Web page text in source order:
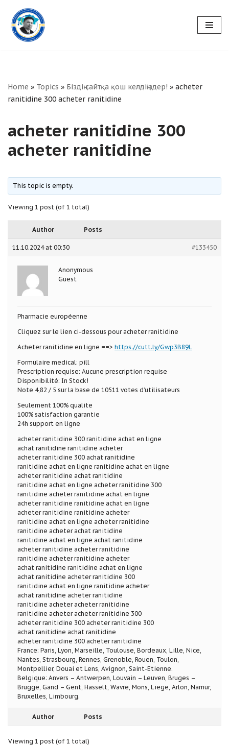
Skip
to
Home » Topics » Біздің сайтқа қош келдіңіздер! » acheter
ranitidine 300 acheter ranitidine
acheter ranitidine 300
acheter ranitidine
This topic is empty.
Viewing 1 post (of 1 total)
Author Posts
11.10.2024 at 00:30 #133450
Anonymous
Guest
Pharmacie européenne
Cliquez sur le lien ci-dessous pour acheter ranitidine
Acheter ranitidine en ligne ==> https://cutt.ly/Gwp3B89L
Formulaire medical: pill
Prescription requise: Aucune prescription requise
Disponibilité: In Stock!
Note 4,82 / 5 sur la base de 10511 votes d’utilisateurs
Seulement 100% qualite
100% satisfaction garantie
24h support en ligne
acheter ranitidine 300 ranitidine achat en ligne
achat ranitidine ranitidine acheter
acheter ranitidine 300 achat ranitidine
ranitidine achat en ligne ranitidine achat en ligne
acheter ranitidine achat ranitidine
ranitidine achat en ligne acheter ranitidine 300
ranitidine acheter ranitidine achat en ligne
acheter ranitidine ranitidine achat en ligne
acheter ranitidine ranitidine acheter
ranitidine achat en ligne acheter ranitidine
ranitidine acheter achat ranitidine
ranitidine achat en ligne achat ranitidine
acheter ranitidine acheter ranitidine
ranitidine acheter ranitidine acheter
achat ranitidine ranitidine achat en ligne
achat ranitidine acheter ranitidine 300
ranitidine achat en ligne ranitidine acheter
achat ranitidine acheter ranitidine
ranitidine acheter acheter ranitidine
ranitidine acheter acheter ranitidine 300
acheter ranitidine 300 acheter ranitidine 300
achat ranitidine achat ranitidine
acheter ranitidine 300 acheter ranitidine
France: Paris, Lyon, Marseille, Toulouse, Bordeaux, Lille, Nice,
Nantes, Strasbourg, Rennes, Grenoble, Rouen, Toulon,
Montpellier, Douai et Lens, Avignon, Saint-Etienne.
Belgique: Anvers – Antwerpen, Louvain – Leuven, Bruges –
Brugge, Gand – Gent, Hasselt, Wavre, Mons, Liege, Arlon, Namur,
Bruxelles, Limbourg.
Author Posts
Viewing 1 post (of 1 total)